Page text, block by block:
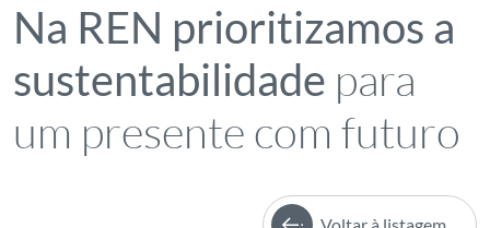
Na REN prioritizamos a
sustentabilidade para
um presente com futuro